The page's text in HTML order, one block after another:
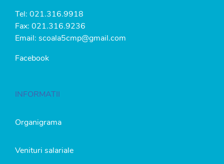
Tel: 021.316.9918
Fax: 021.316.9236
Email: scoala5cmp@gmail.com
Facebook
INFORMATII
Organigrama
Venituri salariale